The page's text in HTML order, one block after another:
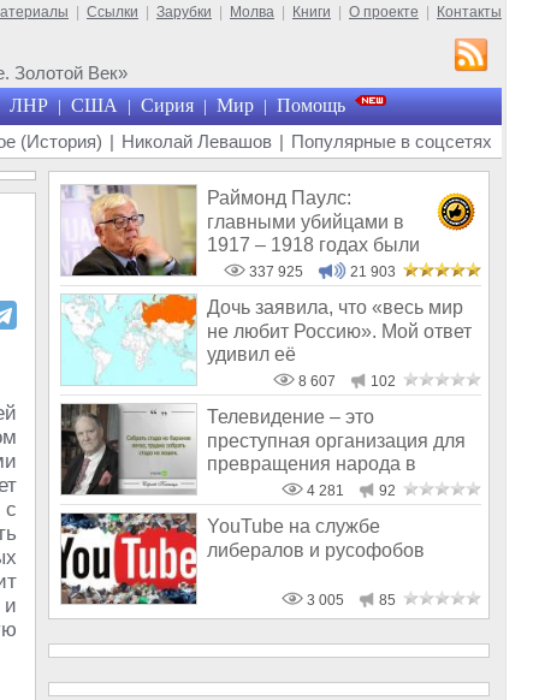
Ссылки Зарубки Молва Книги О проекте Контакты
Золотой Век»
ЛНР | США | Сирия | Мир | Помощь
(История) | Николай Левашов | Популярные в соцсетях
с
и
Раймонд Паулс:
главными убийцами в
1917 – 1918 годах были
латыши и евреи, а не русс
337 925 21 903
Дочь заявила, что «весь мир
не любит Россию». Мой ответ
удивил её
8 607 102
Телевидение – это
преступная организация для
превращения народа в
дураков – открове
4 281 92
YouTube на службе
либералов и русофобов
3 005 85